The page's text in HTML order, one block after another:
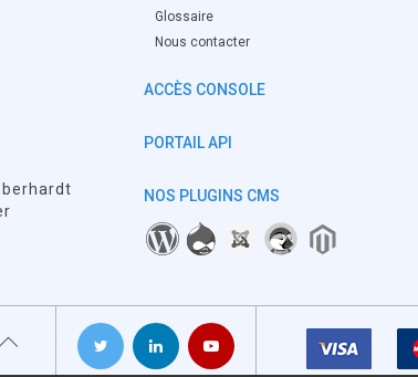
Glossaire
Nous contacter
ACCÈS CONSOLE
PORTAIL API
NOS PLUGINS CMS